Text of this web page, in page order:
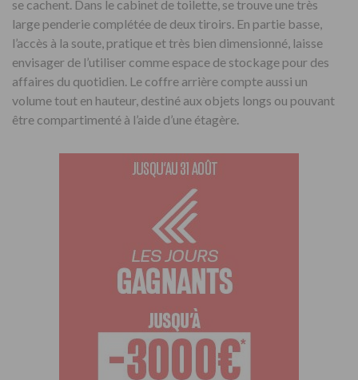
se cachent. Dans le cabinet de toilette, se trouve une très
large penderie complétée de deux tiroirs. En partie basse,
l’accès à la soute, pratique et très bien dimensionné, laisse
envisager de l’utiliser comme espace de stockage pour des
affaires du quotidien. Le coffre arrière compte aussi un
volume tout en hauteur, destiné aux objets longs ou pouvant
être compartimenté à l’aide d’une étagère.